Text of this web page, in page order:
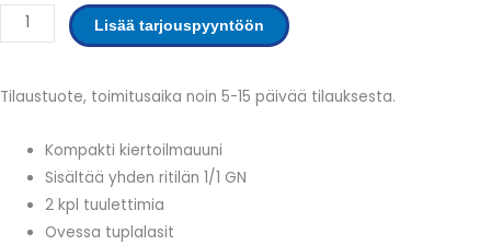
Kiertoilmauuni
määrä
Lisää tarjouspyyntöön
Tilaustuote, toimitusaika noin 5-15 päivää tilauksesta.
Kompakti kiertoilmauuni
Sisältää yhden ritilän 1/1 GN
2 kpl tuulettimia
Ovessa tuplalasit